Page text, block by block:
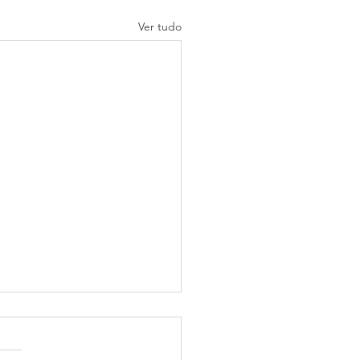
Ver tudo